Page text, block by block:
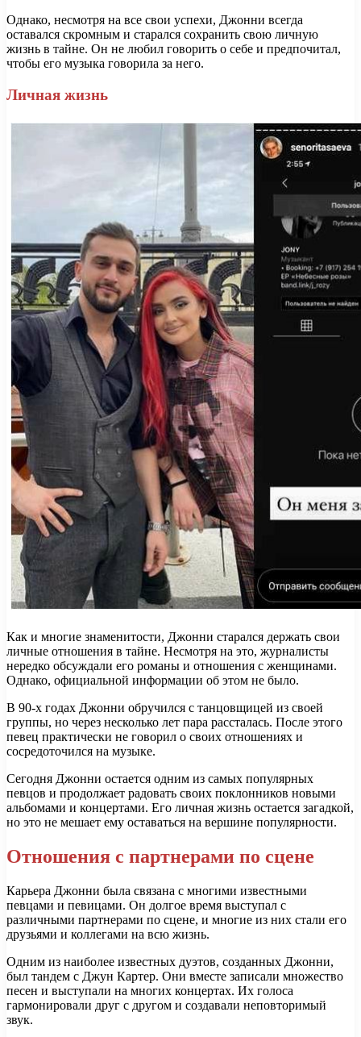
Однако, несмотря на все свои успехи, Джонни всегда
оставался скромным и старался сохранить свою личную
жизнь в тайне. Он не любил говорить о себе и предпочитал,
чтобы его музыка говорила за него.
Личная жизнь
Как и многие знаменитости, Джонни старался держать свои
личные отношения в тайне. Несмотря на это, журналисты
нередко обсуждали его романы и отношения с женщинами.
Однако, официальной информации об этом не было.
В 90-х годах Джонни обручился с танцовщицей из своей
группы, но через несколько лет пара рассталась. После этого
певец практически не говорил о своих отношениях и
сосредоточился на музыке.
Сегодня Джонни остается одним из самых популярных
певцов и продолжает радовать своих поклонников новыми
альбомами и концертами. Его личная жизнь остается загадкой,
но это не мешает ему оставаться на вершине популярности.
Отношения с партнерами по сцене
Карьера Джонни была связана с многими известными
певцами и певицами. Он долгое время выступал с
различными партнерами по сцене, и многие из них стали его
друзьями и коллегами на всю жизнь.
Одним из наиболее известных дуэтов, созданных Джонни,
был тандем с Джун Картер. Они вместе записали множество
песен и выступали на многих концертах. Их голоса
гармонировали друг с другом и создавали неповторимый
звук.